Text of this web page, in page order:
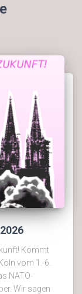
Kommt
vom 1.-6.
NATO-
Wir sagen